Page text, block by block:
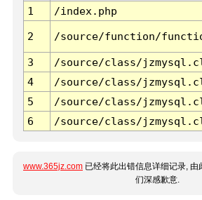
1
/index.php
2 /source/function/
3 /source/class/
4
/source/class/
5
/source/class/
6
/source/class/
www.365jz.com 已经将此出错信息详细记录,
们深感歉意.